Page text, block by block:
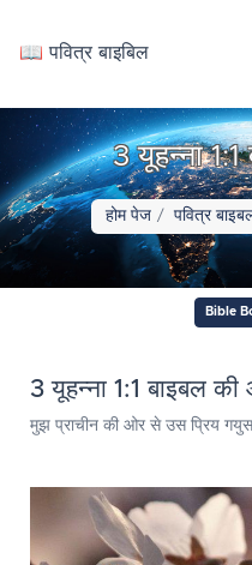
📖 पवित्र बाइबिल
3 यूहन्ना
होम पेज पवित्र
Bible
3 यूहन्ना 1:1 बाइबल
मुझ प्राचीन की ओर से उस प्रिय